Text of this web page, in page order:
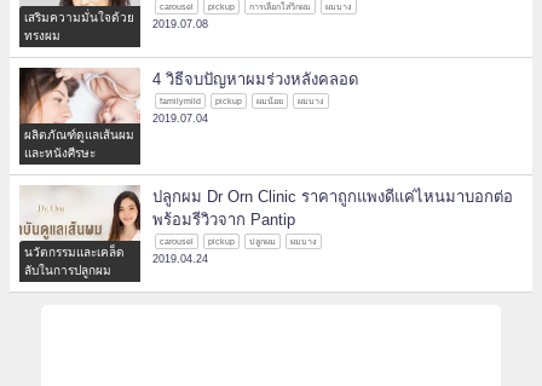
เสริมความมั่นใจด้วย
ทรงผม
carousel pickup การเลือกใส่วิกผม ผมบาง
2019.07.08
ผลิตภัณฑ์ดูแลเส้นผม
และหนังศีรษะ
4 วิธีจบปัญหาผมร่วงหลังคลอด
familymild pickup ผมน้อย ผมบาง
2019.07.04
นวัตกรรมและเคล็ด
ลับในการปลูกผม
ปลูกผม Dr Orn Clinic ราคาถูกแพงดีแค่ไหนมาบอกต่อ
พร้อมรีวิวจาก Pantip
carousel pickup ปลูกผม ผมบาง
2019.04.24